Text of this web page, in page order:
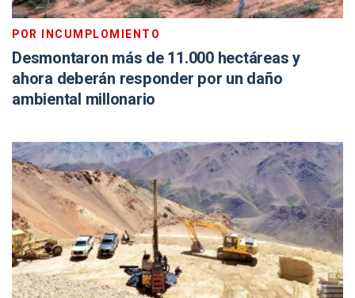
POR INCUMPLOMIENTO
Desmontaron más de 11.000 hectáreas y
ahora deberán responder por un daño
ambiental millonario